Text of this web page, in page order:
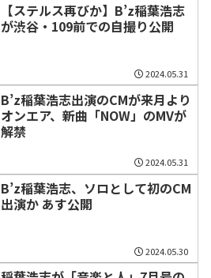
【ステルス再びか】B’z稲葉浩志
が渋谷・109前での自撮り公開
2024.05.31
B’z稲葉浩志出演のCMが来月より
オンエア、新曲「NOW」のMVが
解禁
2024.05.31
B’z稲葉浩志、ソロとして初のCM
出演か あす公開
2024.05.30